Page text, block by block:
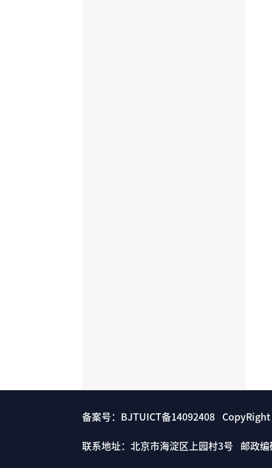
备案号：BJTUICT备14092408
联系地址：北京市海淀区上园村3号 邮政